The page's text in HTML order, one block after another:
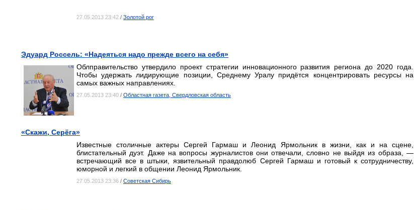
27.05.2013 23:42 / Золотой рог
Эдуард Россель: «Надеяться надо прежде всего на себя»
Облправительство утвердило проект стратегии инновационного развития региона до 2020 года.
Чтобы удержать лидирующие позиции, Среднему Уралу придётся концентрировать ресурсы на
самых важных направлениях.
27.05.2013 23:40 / Областная газета, Свердловская область
«Скажи, Серёга»
Известные столичные актеры Сергей Гармаш и Леонид Ярмольник в жизни, как и на сцене,
блистательный дуэт. Даже на вопросы журналистов они отвечали, словно не выйдя из образа, —
встречающий все в штыки, язвительный правдолюб Сергей Гармаш и готовый к сотрудничеству,
юморной и легкий в общении Леонид Ярмольник.
27.05.2013 23:36 / Советская Сибирь